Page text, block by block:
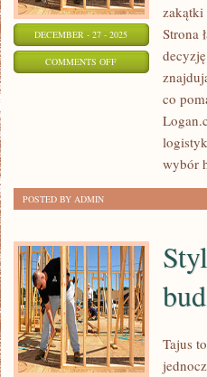
DECEMBER - 27 - 2025
COMMENTS OFFON
AKTYWNOŚCI
POWIETRZU
zakątki
Strona
co
wybór
POSTED BY ADMIN
Tajus